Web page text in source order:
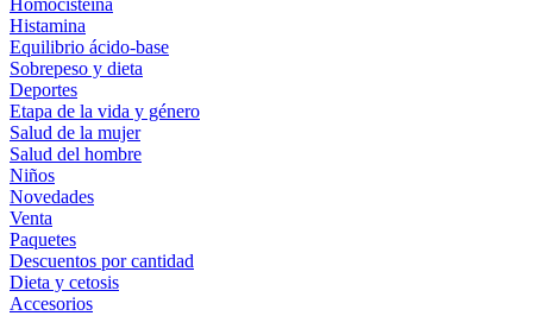
Homocisteína
Histamina
Equilibrio ácido-base
Sobrepeso y dieta
Deportes
Etapa de la vida y género
Salud de la mujer
Salud del hombre
Niños
Novedades
Venta
Paquetes
Descuentos por cantidad
Dieta y cetosis
Accesorios